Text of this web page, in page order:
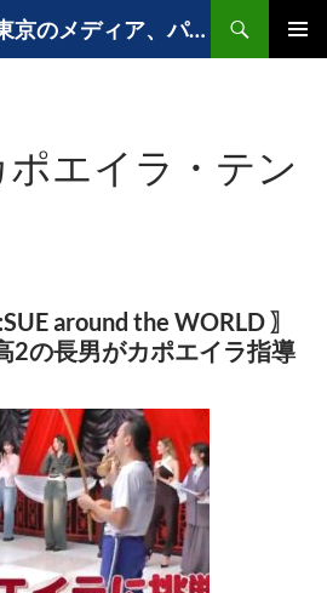
カポエイラ・テンポ東京のメディア、パフォーマンスなど出演歴
エイラ・テン
around the WORLD 〗
2の長男がカポエイラ指導